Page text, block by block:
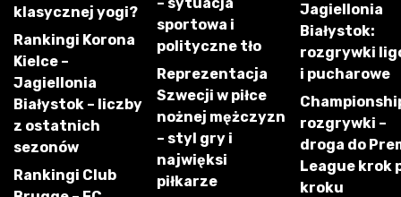
klasycznej yogi?
Rankingi Korona
Kielce –
Jagiellonia
Białystok – liczby
z ostatnich
sezonów
Rankingi Club
sportowa i
polityczne tło
Reprezentacja
Szwecji w piłce
nożnej mężczyzn
– styl gry i
najwięksi
piłkarze
Jagiellonia
Białystok:
rozgrywki
i pucharowe
rozgrywki –
droga do
League krok
kroku